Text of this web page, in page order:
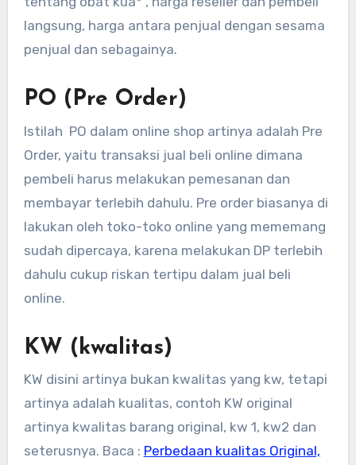
langsung, harga antara penjual dengan sesama
penjual dan sebagainya.
PO (Pre Order)
Istilah PO dalam online shop artinya adalah Pre
Order, yaitu transaksi jual beli online dimana
pembeli harus melakukan pemesanan dan
membayar terlebih dahulu. Pre order biasanya di
lakukan oleh toko-toko online yang mememang
sudah dipercaya, karena melakukan DP terlebih
dahulu cukup riskan tertipu dalam jual beli
online.
KW (kwalitas)
KW disini artinya bukan kwalitas yang kw, tetapi
artinya adalah kualitas, contoh KW original
artinya kwalitas barang original, kw 1, kw2 dan
seterusnya. Baca : Perbedaan kualitas Original,